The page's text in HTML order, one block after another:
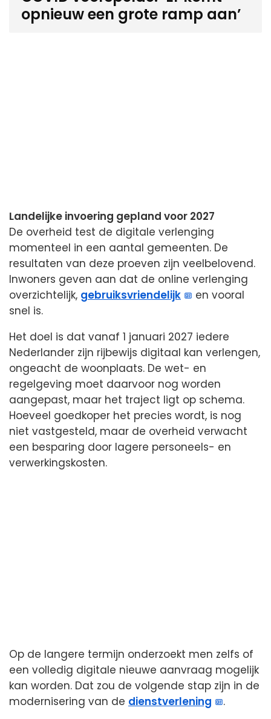
opnieuw een grote ramp aan’
Landelijke invoering gepland voor 2027
De overheid test de digitale verlenging
momenteel in een aantal gemeenten. De
resultaten van deze proeven zijn veelbelovend.
Inwoners geven aan dat de online verlenging
overzichtelijk, gebruiksvriendelijk
en vooral
snel is.
Het doel is dat vanaf 1 januari 2027 iedere
Nederlander zijn rijbewijs digitaal kan verlengen,
ongeacht de woonplaats. De wet- en
regelgeving moet daarvoor nog worden
aangepast, maar het traject ligt op schema.
Hoeveel goedkoper het precies wordt, is nog
niet vastgesteld, maar de overheid verwacht
een besparing door lagere personeels- en
verwerkingskosten.
Op de langere termijn onderzoekt men zelfs of
een volledig digitale nieuwe aanvraag mogelijk
kan worden. Dat zou de volgende stap zijn in de
modernisering van de dienstverlening
.